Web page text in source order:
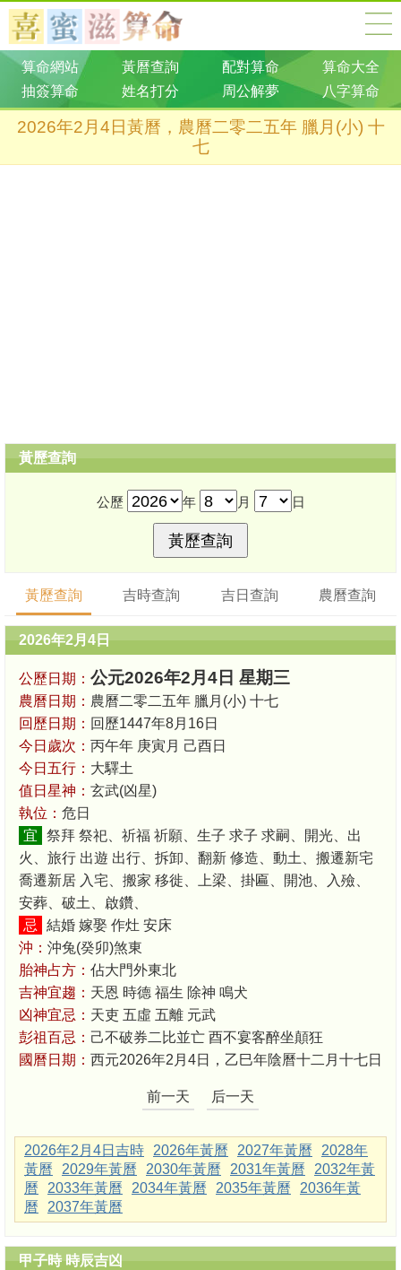
算命網站 黃曆查詢 配對算命
算命大全
抽簽算命
姓名打分 周公解夢 八字算命
2026年2月4日黃曆，農曆二零二五年 臘月(小) 十
七
黃歷查詢
公歷 年 月 日
黃歷查詢 吉時查詢 吉日查詢 農曆查詢
2026年2月4日
公歷日期： 公元2026年2月4日 星期三
農曆日期： 農曆二零二五年 臘月(小) 十七
回歷日期： 回歷1447年8月16日
今日歲次： 丙午年 庚寅月 己酉日
今日五行： 大驛土
值日星神： 玄武(凶星)
執位： 危日
宜
祭拜 祭祀、祈福 祈願、生子 求子 求嗣、開光、出
火、旅行 出遊 出行、拆卸、翻新 修造、動土、搬遷新宅
喬遷新居 入宅、搬家 移徙、上梁、掛匾、開池、入殮、
安葬、破土、啟鑽、
忌
結婚 嫁娶 作灶 安床
沖： 沖兔(癸卯)煞東
胎神占方： 佔大門外東北
吉神宜趨： 天恩 時德 福生 除神 鳴犬
凶神宜忌： 天吏 五虛 五離 元武
彭祖百忌： 己不破券二比並亡 酉不宴客醉坐顛狂
國曆日期： 西元2026年2月4日，乙巳年陰曆十二月十七日
前一天 后一天
2026年2月4日吉時 2026年黃曆 2027年黃曆
2028年
黃曆
2029年黃曆 2030年黃曆 2031年黃曆
2032年黃
曆
2033年黃曆 2034年黃曆 2035年黃曆
2036年黃
曆
2037年黃曆
甲子時 時辰吉凶